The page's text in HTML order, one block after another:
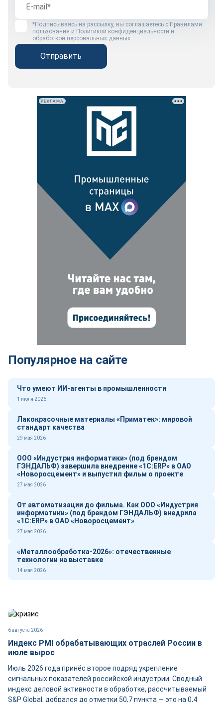
*Подписываясь на рассылку, вы соглашаетесь с Правилами
пользования и Политикой конфиденциальности и
обработкой персональных данных
Отправить
РЕКЛАМА
Популярное на сайте
Что умеют ИИ-агенты в промышленности
1 июля 2026
Лакокрасочные материалы «Приматек»: мировой
стандарт качества
29 мая 2026
ООО «Индустрия информатики» (под брендом
ГЭНДАЛЬФ) завершила внедрение «1С:ERP» в ОАО
«Новоросцемент» и выпустил фильм о проекте
27 мая 2026
От автоматизации до фильма. Как ООО «Индустрия
информатики» (под брендом ГЭНДАЛЬФ) внедрила
«1С:ERP» в ОАО «Новоросцемент»
27 мая 2026
«Металлообработка-2026»: отечественные
технологии на выставке
14 мая 2026
6 августа 2026
Индекс PMI обрабатывающих отраслей России в
июле вырос
Июль 2026 года принёс второе подряд укрепление
сигнальных показателей российской индустрии. Сводный
индекс деловой активности в обработке, рассчитываемый
S&P Global, добрался до отметки 50,7 пункта — это на 0,4